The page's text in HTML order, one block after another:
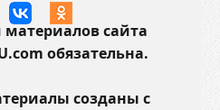
сайта
обязательна.
созданы с